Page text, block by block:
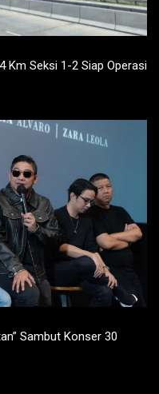
Km Seksi 1-2 Siap Operasi
Sambut Konser 30